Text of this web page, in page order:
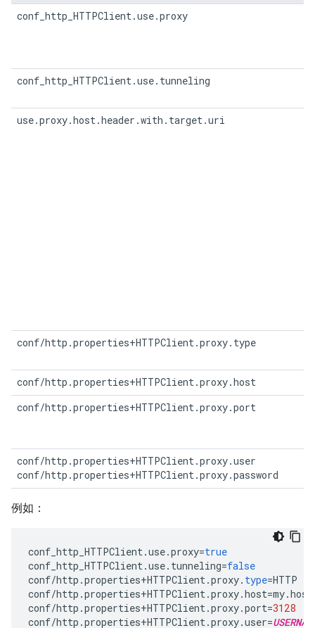
conf_http_HTTPClient.use.proxy
conf_http_HTTPClient.use.tunneling
use.proxy.host.header.with.target.uri
conf/http.properties+HTTPClient.proxy.type
conf/http.properties+HTTPClient.proxy.host
conf/http.properties+HTTPClient.proxy.port
conf/http.properties+HTTPClient.proxy.user
conf/http.properties+HTTPClient.proxy.password
例如：
conf_http_HTTPClient.use.proxy=true
conf_http_HTTPClient.use. tunneling=false
conf/http .properties+HTTPClient.proxy. type=HTTP
conf/http .properties+HTTPClient.proxy.host=my.host
conf/http .properties+HTTPClient.proxy.port=3128
conf/http .properties+HTTPClient.proxy.user=